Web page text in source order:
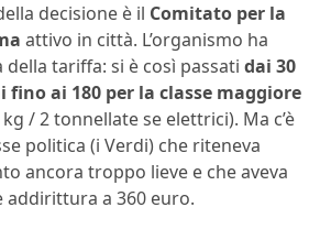
decisione è il Comitato per la
attivo in città. L’organismo ha
tariffa: si è così passati dai 30
ai 180 per la classe maggiore
/ 2 tonnellate se elettrici). Ma c’è
politica (i Verdi) che riteneva
ancora troppo lieve e che aveva
a 360 euro.